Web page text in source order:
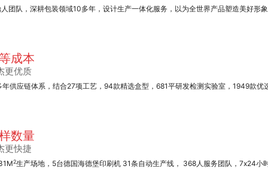
团队，深耕包装领域10多年，设计生产一体化服务，以为全世界产品塑造美好形
成本
更优质
年供应链体系，结合27项工艺，94款精选盒型，681平研发检测实验室，1949款优
数量
更快捷
2生产场地，5台德国海德堡印刷机 31条自动生产线， 368人服务团队，7x24小